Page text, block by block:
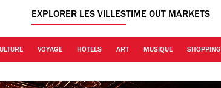
EXPLORER LES VILLESTIME OUT MARKETS
VOYAGE HÔTELS ART MUSIQUE SHOPPING